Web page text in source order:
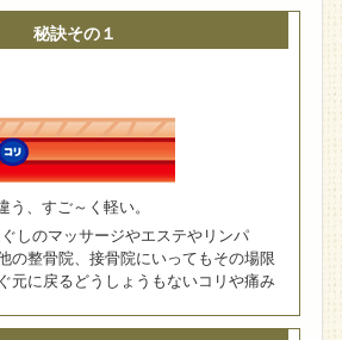
秘訣その１
う、すご～く軽い。
しのマッサージやエステやリンパ
の整骨院、接骨院にいってもその場限
元に戻るどうしょうもないコリや痛み